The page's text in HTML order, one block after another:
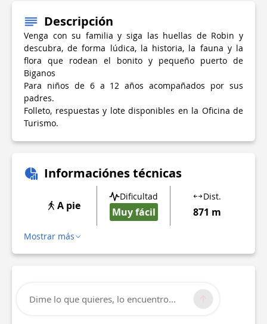
Descripción
Venga con su familia y siga las huellas de Robin y
descubra, de forma lúdica, la historia, la fauna y la
flora que rodean el bonito y pequeño puerto de
Biganos
Para niños de 6 a 12 años acompañados por sus
padres.
Folleto, respuestas y lote disponibles en la Oficina de
Turismo.
Informaciónes técnicas
A pie
Dificultad
Muy fácil
Dist.
871 m
Mostrar más
Dime lo que quieres, lo encuentro...